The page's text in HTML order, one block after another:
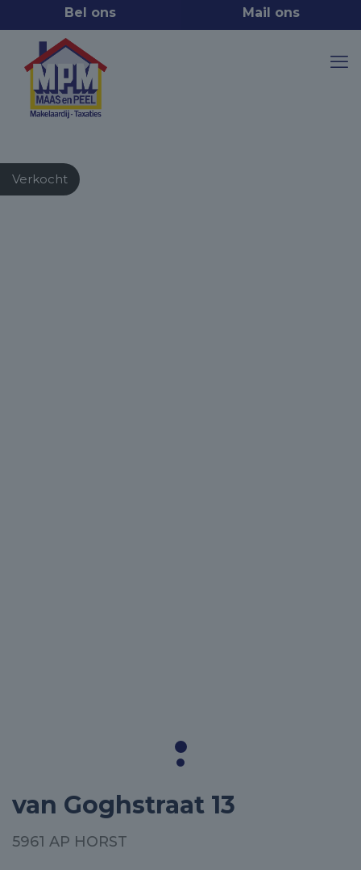
Verkocht
van Goghstraat 13
5961 AP HORST